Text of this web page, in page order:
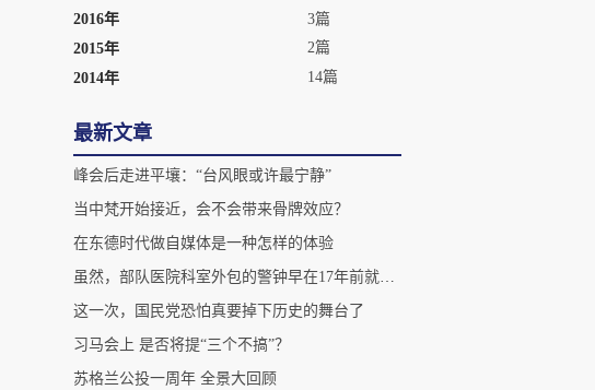
2016年
3篇
2015年
2篇
2014年
14篇
最新文章
峰会后走进平壤：“台风眼或许最宁静”
当中梵开始接近，会不会带来骨牌效应？
在东德时代做自媒体是一种怎样的体验
这一次，国民党恐怕真要掉下历史的舞台了
习马会上 是否将提“三个不搞”？
苏格兰公投一周年 全景大回顾